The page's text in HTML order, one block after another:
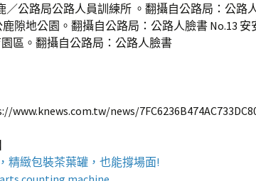
／公路局公路人員訓練所 。翻攝自公路局：公路
隙地公園。翻攝自公路局：公路人臉書 No.13 安
區。翻攝自公路局：公路人臉書
news/
精緻包裝茶葉罐 ，也能撐場面!